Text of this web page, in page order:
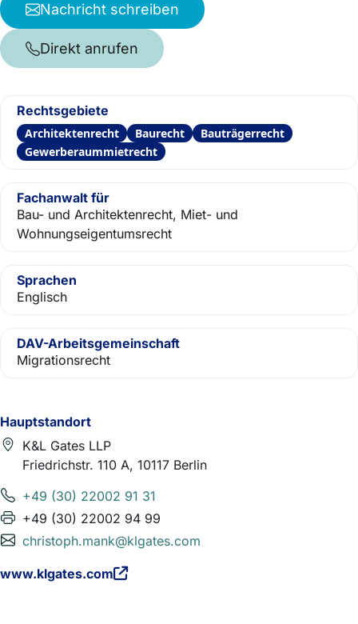
Hauptstandort
K&L Gates LLP
Friedrichstr. 110 A, 10117 Berlin
+49 (30) 22002 91 31
+49 (30) 22002 94 99
christoph.mank@klgates.com
www.klgates.com
Nachricht schreiben
Direkt anrufen
Rechtsgebiete
Architektenrecht Baurecht
Bauträgerrecht
Gewerberaummietrecht
Fachanwalt für
Bau- und Architektenrecht, Miet- und
Wohnungseigentumsrecht
Sprachen
Englisch
DAV-Arbeitsgemeinschaft
Migrationsrecht